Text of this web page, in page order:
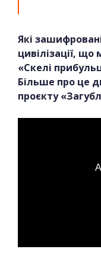
Які
цивілізації,
«Скелі
Більше про це
проєкту